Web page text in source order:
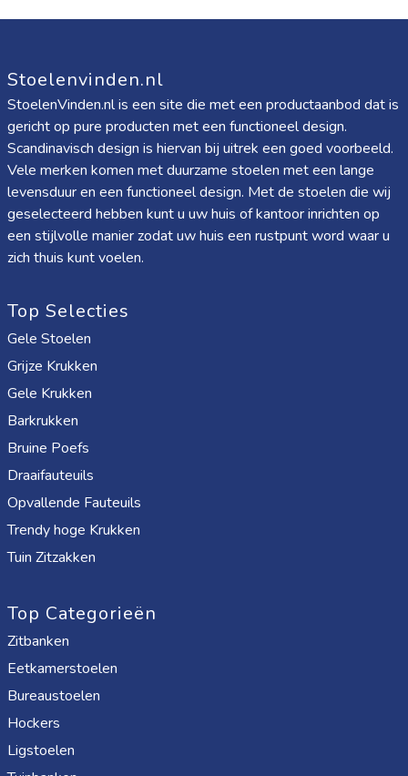
Stoelenvinden.nl
StoelenVinden.nl is een site die met een productaanbod dat is
gericht op pure producten met een functioneel design.
Scandinavisch design is hiervan bij uitrek een goed voorbeeld.
Vele merken komen met duurzame stoelen met een lange
levensduur en een functioneel design. Met de stoelen die wij
geselecteerd hebben kunt u uw huis of kantoor inrichten op
een stijlvolle manier zodat uw huis een rustpunt word waar u
zich thuis kunt voelen.
Top Selecties
Gele Stoelen
Grijze Krukken
Gele Krukken
Barkrukken
Bruine Poefs
Draaifauteuils
Opvallende Fauteuils
Trendy hoge Krukken
Tuin Zitzakken
Top Categorieën
Zitbanken
Eetkamerstoelen
Bureaustoelen
Hockers
Ligstoelen